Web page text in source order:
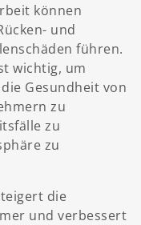
können
und
führen.
wichtig, um
Gesundheit von
zu
zu
zu
die
und verbessert